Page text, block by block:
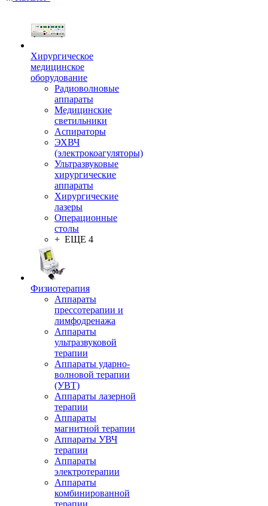
Хирургическое
медицинское
оборудование
Радиоволновые
аппараты
Медицинские
светильники
Аспираторы
ЭХВЧ
(электрокоагуляторы)
Ультразвуковые
хирургические
аппараты
Хирургические
лазеры
Операционные
столы
+ ЕЩЕ 4
Физиотерапия
Аппараты
прессотерапии и
лимфодренажа
Аппараты
ультразвуковой
терапии
Аппараты ударно-
волновой терапии
(УВТ)
Аппараты лазерной
терапии
Аппараты
магнитной терапии
Аппараты УВЧ
терапии
Аппараты
электротерапии
Аппараты
комбинированной
терапии